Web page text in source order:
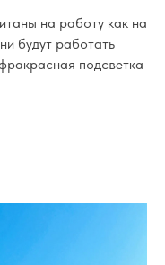
на работу как на
будут работать
подсветка